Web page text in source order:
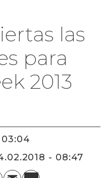
las
para
2013
03:04
- 08:47